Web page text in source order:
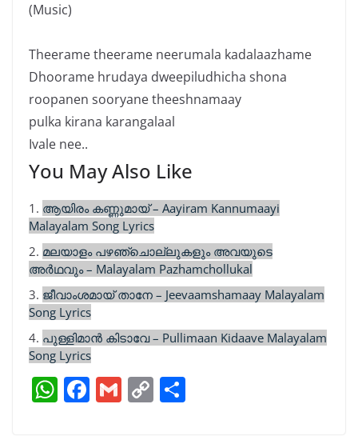
(Music)
Theerame theerame neerumala kadalaazhame
Dhoorame hrudaya dweepiludhicha shona
roopanen sooryane theeshnamaay
pulka kirana karangalaal
Ivale nee..
You May Also Like
1. ആയിരം കണ്ണുമായ് – Aayiram Kannumaayi
Malayalam Song Lyrics
2. മലയാളം പഴഞ്ചൊല്ലുകളും അവയുടെ
അർഥവും – Malayalam Pazhamchollukal
3. ജീവാംശമായ് താനേ – Jeevaamshamaay Malayalam
Song Lyrics
4. പുള്ളിമാൻ കിടാവേ – Pullimaan Kidaave Malayalam
Song Lyrics
W F G C